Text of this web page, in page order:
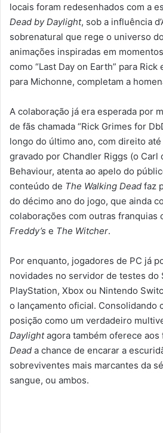
locais foram redesenhados com a
Dead by Daylight, sob a influência
sobrenatural que rege o universo
animações inspiradas em
como “Last Day on Earth” para Rick
para Michonne, completam a
A colaboração já era esperada por
de fãs chamada “Rick Grimes for
longo do último ano, com direito
gravado por Chandler Riggs (o Carl
Behaviour, atenta ao apelo do
conteúdo de The Walking Dead faz
do décimo ano do jogo, que ainda
colaborações com outras franquias
Freddy’s e The Witcher.
Por enquanto, jogadores de PC já
novidades no servidor de testes do
PlayStation, Xbox ou Nintendo
o lançamento oficial. Consolidando
posição como um verdadeiro
Daylightagora também oferece aos
Dead a chance de encarar a
sobreviventes mais marcantes da
sangue, ou ambos.